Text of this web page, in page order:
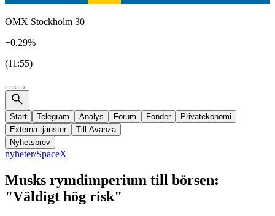
OMX Stockholm 30
−0,29%
(11:55)
Start Telegram Analys Forum Fonder
Privatekonomi
Externa tjänster
Till Avanza
Nyhetsbrev
nyheter/SpaceX
Musks rymdimperium till börsen:
"Väldigt hög risk"